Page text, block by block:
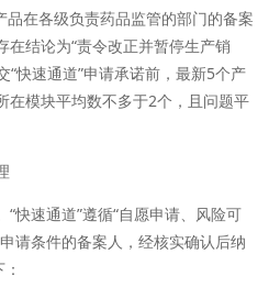
在各级负责药品监管的部门的备案
在结论为“责令改正并暂停生产销
“快速通道”申请承诺前，最新5个产
在模块平均数不多于2个，且问题平
“快速通道”遵循“自愿申请、风险可
请条件的备案人，经核实确认后纳